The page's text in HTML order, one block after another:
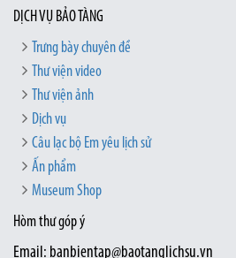
DỊCH VỤ BẢO TÀNG
Trưng bày chuyên đề
Thư viện video
Thư viện ảnh
Dịch vụ
Câu lạc bộ Em yêu lịch sử
Ấn phẩm
Museum Shop
Hòm thư góp ý
Email: banbientap@baotanglichsu.vn